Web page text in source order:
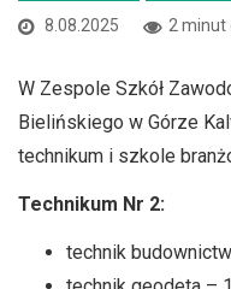
8.08.2025
2 minut
W Zespole Szkół
Bielińskiego w Górze
technikum i szkole
Technikum Nr 2:
technik